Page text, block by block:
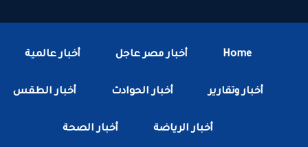
Home أخبار مصر عاجل أخبار عالمية
أخبار وتقارير أخبار الحوادث أخبار الطقس
أخبار الرياضة أخبار الصحة